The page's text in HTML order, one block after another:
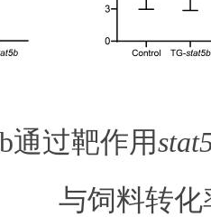
通过靶作用
与饲料转化